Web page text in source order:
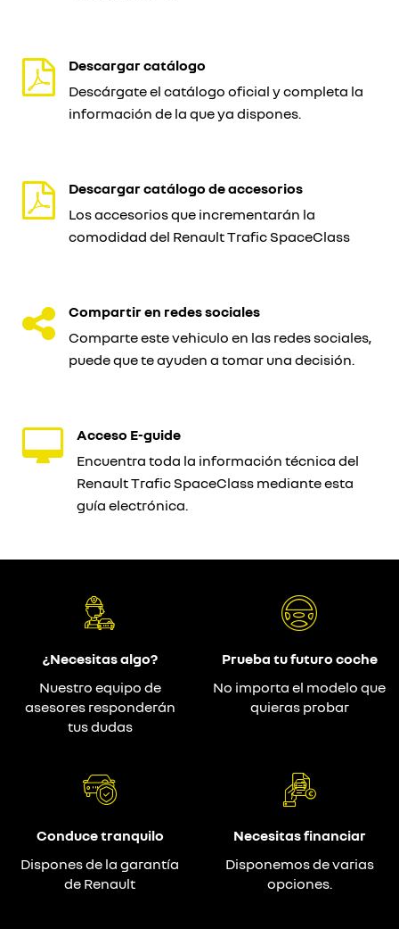
Descargar catálogo
Descárgate el catálogo oficial y completa la
información de la que ya dispones.
Descargar catálogo de accesorios
Los accesorios que incrementarán la
comodidad del Renault Trafic SpaceClass
Compartir en redes sociales
Comparte este vehiculo en las redes sociales,
puede que te ayuden a tomar una decisión.
Acceso E-guide
Encuentra toda la información técnica del
Renault Trafic SpaceClass mediante esta
guía electrónica.
¿Necesitas algo?
Nuestro equipo de
asesores responderán
tus dudas
Prueba tu futuro coche
No importa el modelo que
quieras probar
Conduce tranquilo
Dispones de la garantía
de Renault
Necesitas financiar
Disponemos de varias
opciones.